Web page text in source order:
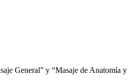
General” y “Masaje de Anatomía y